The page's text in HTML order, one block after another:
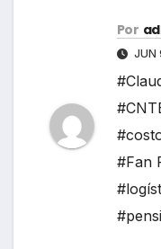
Por
JUN
#Fan